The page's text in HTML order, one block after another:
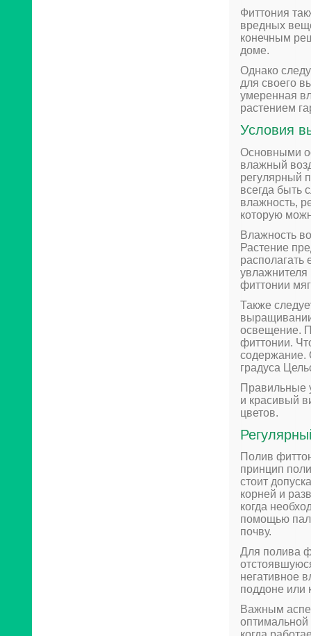
Фиттония
вредных
конечным
доме.
Однако
для своего
умеренная
растением
Условия
Основными
влажный
регулярный
всегда быть
влажность,
которую
Влажность
Растение
располагать
увлажнителя
фиттонии
Также
освещение.
фиттонии.
содержание.
градуса
Правильные
и красивый
цветов.
Полив
принцип
стоит
корней и
когда
помощью
почву.
Для полива
негативное
поддоне или
Важным